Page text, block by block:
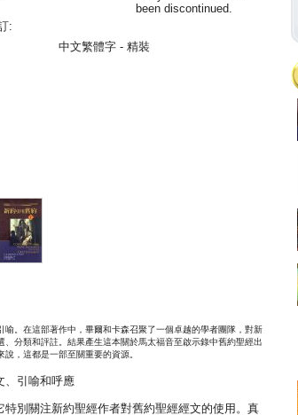
been discontinued.
:
中文繁體字 - 精裝
。在這部著作中，畢爾和卡森召聚了一個卓越的學者團隊，對新
分類和評註。結果產生這本關於馬太福音至啟示錄中舊約聖經出
，這都是一部至關重要的資源。
、引喻和呼應
別關注新約聖經作者對舊約聖經經文的使用。真